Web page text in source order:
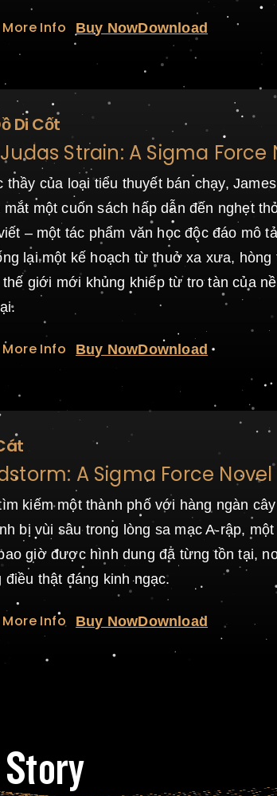
More Info Buy NowDownload
Di Cốt
Strain: A Sigma Force
thầy của loại tiểu thuyết bán chạy,
mắt một cuốn sách hấp dẫn đến nghẹt
– một tác phẩm văn học độc đáo mô
lại một kế hoạch từ thuở xa xưa, hòng
giới mới khủng khiếp từ tro tàn của
More Info Buy NowDownload
A Sigma Force Novel
kiếm một thành phố với hàng ngàn
bị vùi sâu trong lòng sa mạc A-rập,
giờ được hình dung đã từng tồn tại,
điều thật đáng kinh ngạc.
More Info Buy NowDownload